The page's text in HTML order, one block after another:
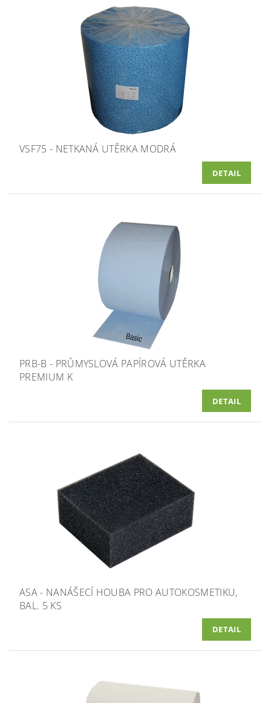
VSF75 - NETKANÁ UTĚRKA MODRÁ
DETAIL
PRB-B - PRŮMYSLOVÁ PAPÍROVÁ UTĚRKA
PREMIUM K
DETAIL
ASA - NANÁŠECÍ HOUBA PRO AUTOKOSMETIKU,
BAL. 5 KS
DETAIL